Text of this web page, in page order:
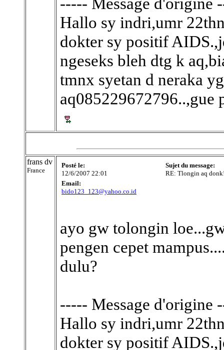
Hallo sy indri,umr
dokter sy positif
ngeseks bleh dtg k
tmnx syetan d neraka
aq085229672796..,gue
frans dv
France
Posté le:
12/6/2007 22:01
Sujet du message:
RE: Tlongin aq
Email:
bido123_123@yahoo.co.id
ayo gw tolongin
pengen cepet
dulu?
----- Message d'origine
Hallo sy indri,umr
dokter sy positif